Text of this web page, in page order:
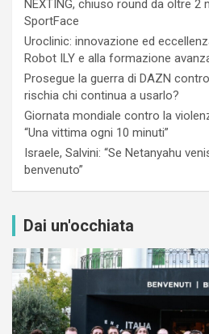
NEXTING, chiuso round da oltre 2
SportFace
Uroclinic: innovazione ed
Robot ILY e alla formazione
Prosegue la guerra di DAZN
rischia chi continua a usarlo?
Giornata mondiale contro la
“Una vittima ogni 10 minuti”
Israele, Salvini: “Se Netanyahu
benvenuto”
Dai un'occhiata